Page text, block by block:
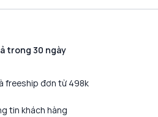
trong 30 ngày
freeship đơn từ 498k
tin khách hàng